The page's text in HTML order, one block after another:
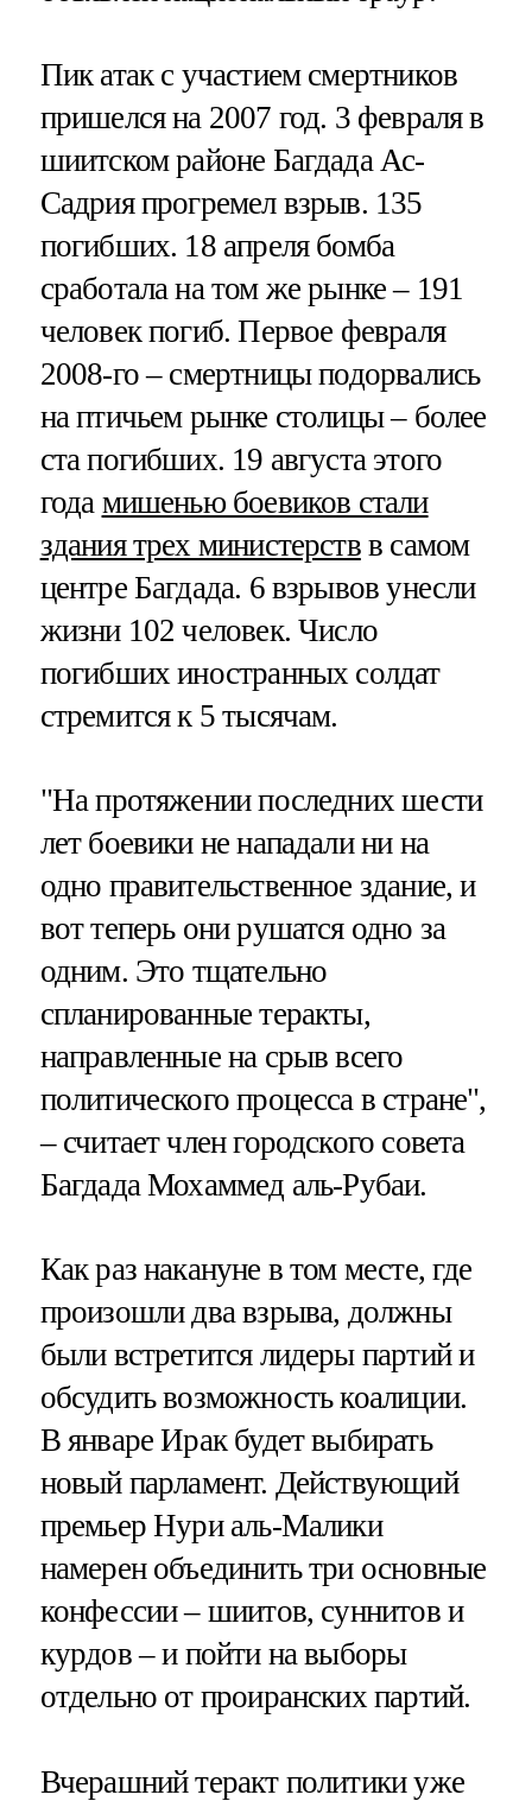
Пик атак с участием смертников
пришелся на 2007 год. 3 февраля в
шиитском районе Багдада Ас-
Садрия прогремел взрыв. 135
погибших. 18 апреля бомба
сработала на том же рынке – 191
человек погиб. Первое февраля
2008-го – смертницы подорвались
на птичьем рынке столицы – более
ста погибших. 19 августа этого
года мишенью боевиков стали
здания трех министерствв самом
центре Багдада. 6 взрывов унесли
жизни 102 человек. Число
погибших иностранных солдат
стремится к 5 тысячам.
"На протяжении последних шести
лет боевики не нападали ни на
одно правительственное здание, и
вот теперь они рушатся одно за
одним. Это тщательно
спланированные теракты,
направленные на срыв всего
политического процесса в стране",
– считает член городского совета
Багдада Мохаммед аль-Рубаи.
Как раз накануне в том месте, где
произошли два взрыва, должны
были встретится лидеры партий и
обсудить возможность коалиции.
В январе Ирак будет выбирать
новый парламент. Действующий
премьер Нури аль-Малики
намерен объединить три основные
конфессии – шиитов, суннитов и
курдов – и пойти на выборы
отдельно от проиранских партий.
Вчерашний теракт политики уже